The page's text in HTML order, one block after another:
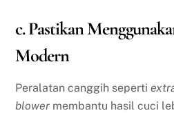
c. Pastikan
Modern
Peralatan canggih seperti
blower membantu hasil cuci